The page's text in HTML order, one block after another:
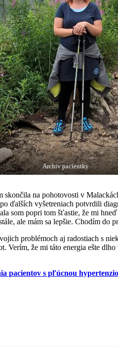
Archív pacientky
na pohotovosti v
ďalších vyšetreniach potvrdili
som popri tom šťastie, že mi
ale mám sa lepšie. Chodím do
problémoch aj radostiach s
že mi táto energia ešte
pacientov s pľúcnou